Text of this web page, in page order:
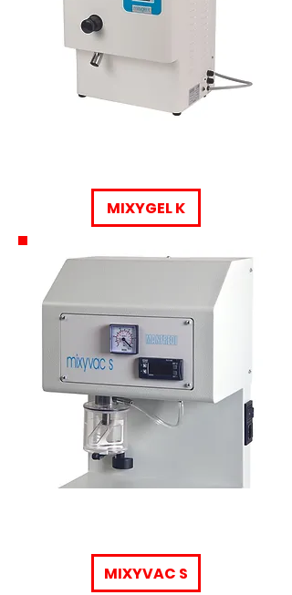
MIXYGEL K
MIXYVAC S